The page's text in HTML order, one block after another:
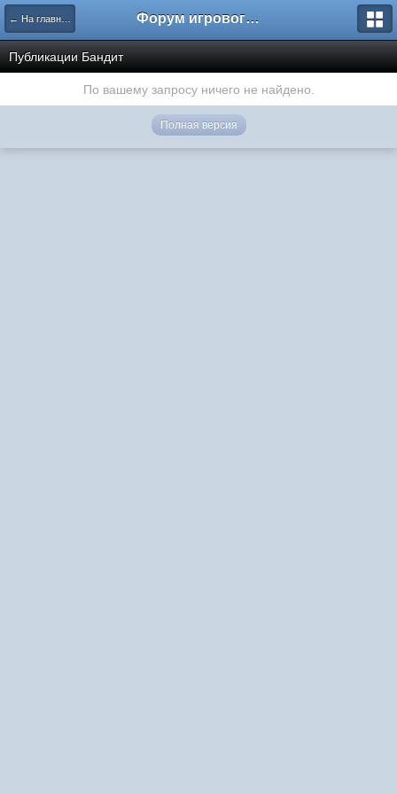
← На главную Форум игрового проекта Riverrise
Публикации Бандит
По вашему запросу ничего не найдено.
Полная версия